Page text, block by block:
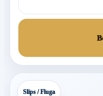
Slips / Fluga